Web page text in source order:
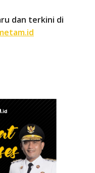
dan terkini di